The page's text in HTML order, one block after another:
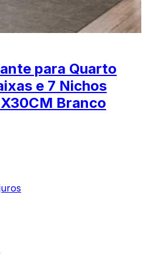
para Quarto
e 7 Nichos
Branco